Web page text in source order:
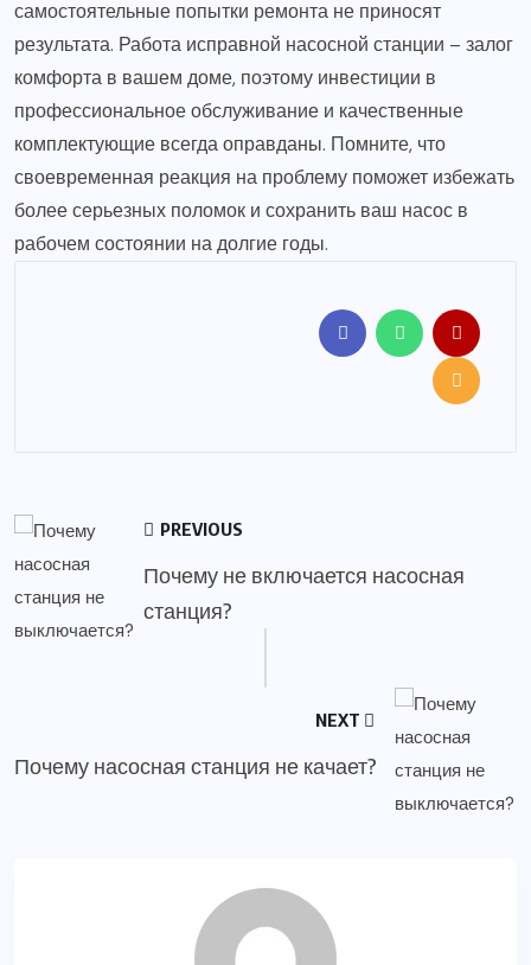
самостоятельные попытки ремонта не приносят
результата. Работа исправной насосной станции – залог
комфорта в вашем доме, поэтому инвестиции в
профессиональное обслуживание и качественные
комплектующие всегда оправданы. Помните, что
своевременная реакция на проблему поможет избежать
более серьезных поломок и сохранить ваш насос в
рабочем состоянии на долгие годы.
PREVIOUS
Почему не включается насосная
станция?
NEXT
Почему насосная станция не качает?